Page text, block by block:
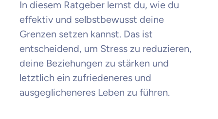
In diesem Ratgeber lernst du, wie du
effektiv und selbstbewusst deine
Grenzen setzen kannst. Das ist
entscheidend, um Stress zu reduzieren,
deine Beziehungen zu stärken und
letztlich ein zufriedeneres und
ausgeglicheneres Leben zu führen.